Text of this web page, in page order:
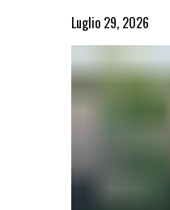
Luglio 29, 2026